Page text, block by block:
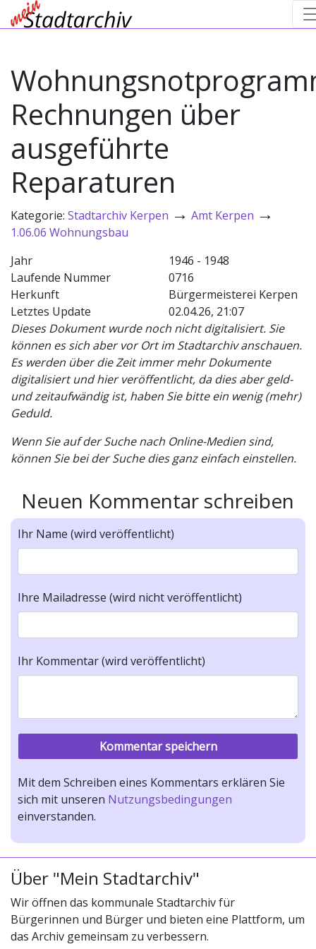
Rechnungen über
ausgeführte
Reparaturen
Kategorie: Stadtarchiv Kerpen → Amt Kerpen →
1.06.06 Wohnungsbau
Jahr
1946 - 1948
Laufende Nummer
0716
Herkunft
Bürgermeisterei Kerpen
Letztes Update
02.04.26, 21:07
Dieses Dokument wurde noch nicht digitalisiert. Sie
können es sich aber vor Ort im Stadtarchiv anschauen.
Es werden über die Zeit immer mehr Dokumente
digitalisiert und hier veröffentlicht, da dies aber geld-
und zeitaufwändig ist, haben Sie bitte ein wenig (mehr)
Geduld.
Wenn Sie auf der Suche nach Online-Medien sind,
können Sie bei der Suche dies ganz einfach einstellen.
Neuen Kommentar schreiben
Ihr Name (wird veröffentlicht)
Ihre Mailadresse (wird nicht veröffentlicht)
Ihr Kommentar (wird veröffentlicht)
Mit dem Schreiben eines Kommentars erklären Sie
sich mit unseren Nutzungsbedingungen
einverstanden.
Über "Mein Stadtarchiv"
Wir öffnen das kommunale Stadtarchiv für
Bürgerinnen und Bürger und bieten eine Plattform, um
das Archiv gemeinsam zu verbessern.